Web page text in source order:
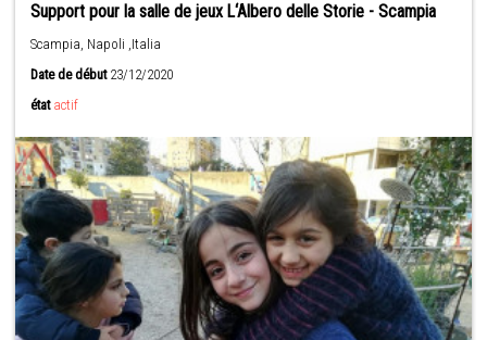
Support pour la salle de jeux L‘Albero delle Storie - Scampia
Scampia, Napoli ,Italia
Date de début23/12/2020
état actif